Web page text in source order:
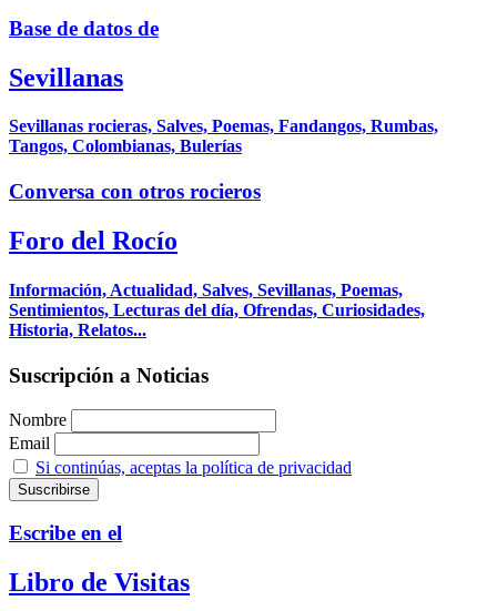
Base de datos de
Sevillanas
Sevillanas rocieras, Salves, Poemas, Fandangos, Rumbas,
Tangos, Colombianas, Bulerías
Conversa con otros rocieros
Foro del Rocío
Información, Actualidad, Salves, Sevillanas, Poemas,
Sentimientos, Lecturas del día, Ofrendas, Curiosidades,
Historia, Relatos...
Suscripción a Noticias
Nombre
Email
Si continúas, aceptas la política de privacidad
Escribe en el
Libro de Visitas